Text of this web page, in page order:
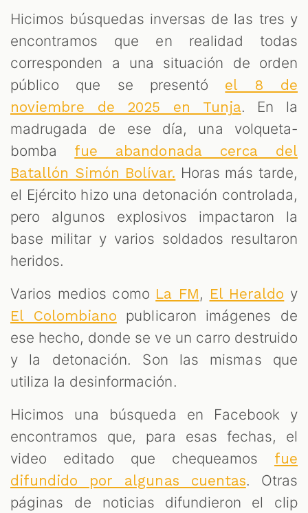
Hicimos búsquedas inversas de las tres y
encontramos que en realidad todas
corresponden a una situación de orden
público que se presentó el 8 de
noviembre de 2025 en Tunja. En la
madrugada de ese día, una volqueta-
bomba fue abandonada cerca del
Batallón Simón Bolívar. Horas más tarde,
el Ejército hizo una detonación controlada,
pero algunos explosivos impactaron la
base militar y varios soldados resultaron
heridos.
Varios medios como La FM, El Heraldo y
El Colombiano publicaron imágenes de
ese hecho, donde se ve un carro destruido
y la detonación. Son las mismas que
utiliza la desinformación.
Hicimos una búsqueda en Facebook y
encontramos que, para esas fechas, el
video editado que chequeamos fue
difundido por algunas cuentas. Otras
páginas de noticias difundieron el clip